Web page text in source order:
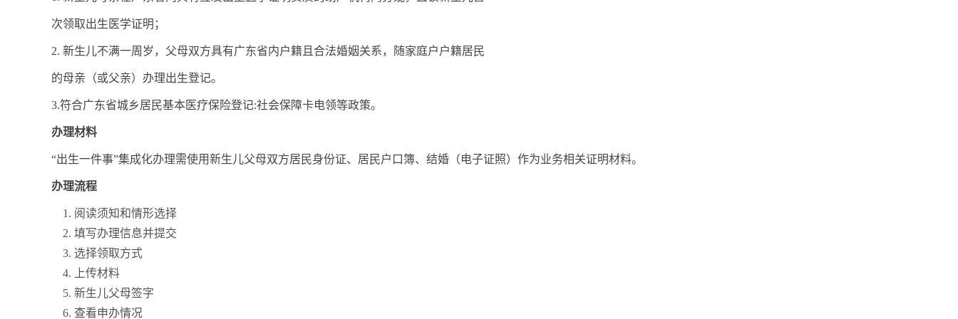
次领取出生医学证明；
2. 新生儿不满一周岁，父母双方具有广东省内户籍且合法婚姻关系，随家庭户户籍居民
的母亲（或父亲）办理出生登记。
3.符合广东省城乡居民基本医疗保险登记:社会保障卡电领等政策。
办理材料
“出生一件事”集成化办理需使用新生儿父母双方居民身份证、居民户口簿、结婚（电子证照）作为业务相关证明材料。
办理流程
阅读须知和情形选择
填写办理信息并提交
选择领取方式
上传材料
新生儿父母签字
查看申办情况